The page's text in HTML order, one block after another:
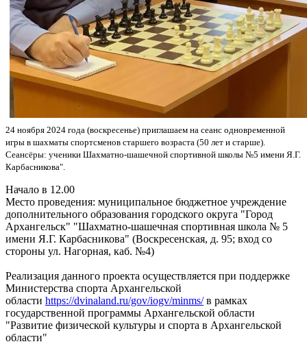
24 ноября 2024 года (воскресенье) приглашаем на сеанс одновременной
игры в шахматы спортсменов старшего возраста (50 лет и старше).
Сеансёры: ученики Шахматно-шашечной спортивной школы №5 имени Я.Г.
Карбасникова".
Начало в 12.00
Место проведения: муниципальное бюджетное учреждение
дополнительного образования городского округа "Город
Архангельск" "Шахматно-шашечная спортивная школа № 5
имени Я.Г. Карбасникова" (Воскресенская, д. 95; вход со
стороны ул. Нагорная, каб. №4)
Реализация данного проекта осуществляется при поддержке
Министерства спорта Архангельской
области https://dvinaland.ru/gov/iogv/minms/в рамках
государственной программы Архангельской области
"Развитие физической культуры и спорта в Архангельской
области"